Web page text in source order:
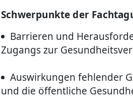
Schwerpunkte der
Barrieren und
Zugangs zur
Auswirkungen fehlender
und die öffentliche